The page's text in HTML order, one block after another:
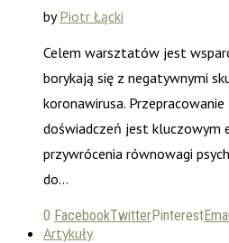
byPiotr Łącki
Celem warsztatów jest
borykają się z negatywnymi
koronawirusa.
doświadczeń jest kluczowym
przywrócenia równowagi
do…
0 FacebookTwitterPinterest
Artykuły